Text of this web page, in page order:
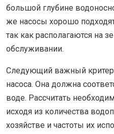
большой глубине
же насосы хорошо
так как располагаются на
обслуживании.
Следующий важный
насоса. Она должна
воде. Рассчитать
исходя из количества
хозяйстве и частоты их